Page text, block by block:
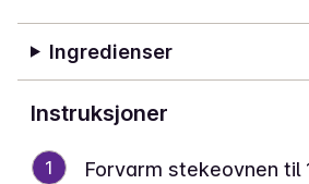
Ingredienser
Instruksjoner
1 Forvarm stekeovnen til